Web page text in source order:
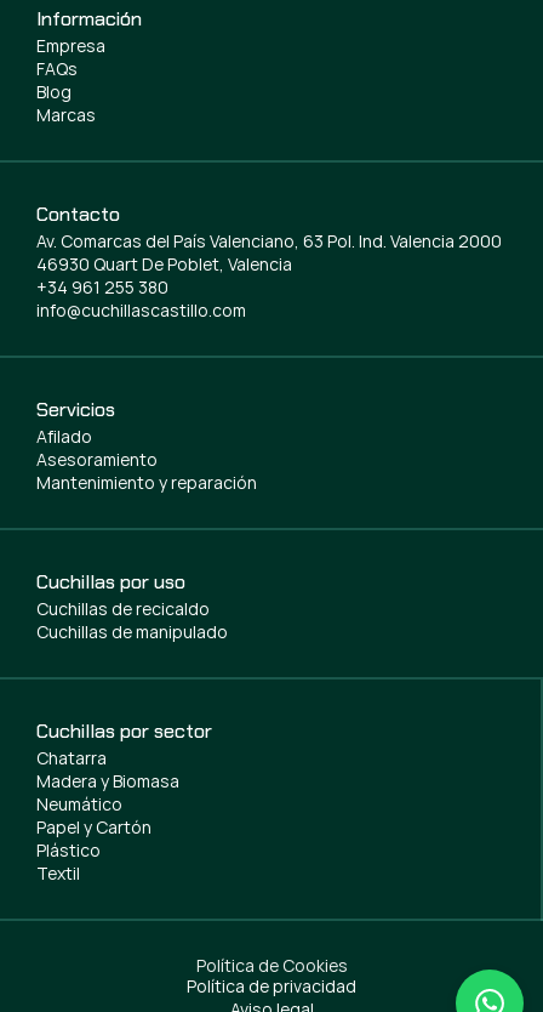
Servicios
Afilado
Asesoramiento
Mantenimiento y reparación
Cuchillas por uso
Cuchillas de recicaldo
Cuchillas de manipulado
Cuchillas por sector
Chatarra
Madera y Biomasa
Neumático
Papel y Cartón
Plástico
Textil
Información
Empresa
FAQs
Blog
Marcas
Contacto
Av. Comarcas del País Valenciano, 63 Pol. Ind. Valencia 2000
46930 Quart De Poblet, Valencia
+34 961 255 380
info@cuchillascastillo.com
Política de Cookies
Política de privacidad